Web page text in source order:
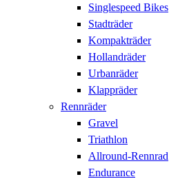
Singlespeed Bikes
Stadträder
Kompakträder
Hollandräder
Urbanräder
Klappräder
Rennräder
Gravel
Triathlon
Allround-Rennrad
Endurance